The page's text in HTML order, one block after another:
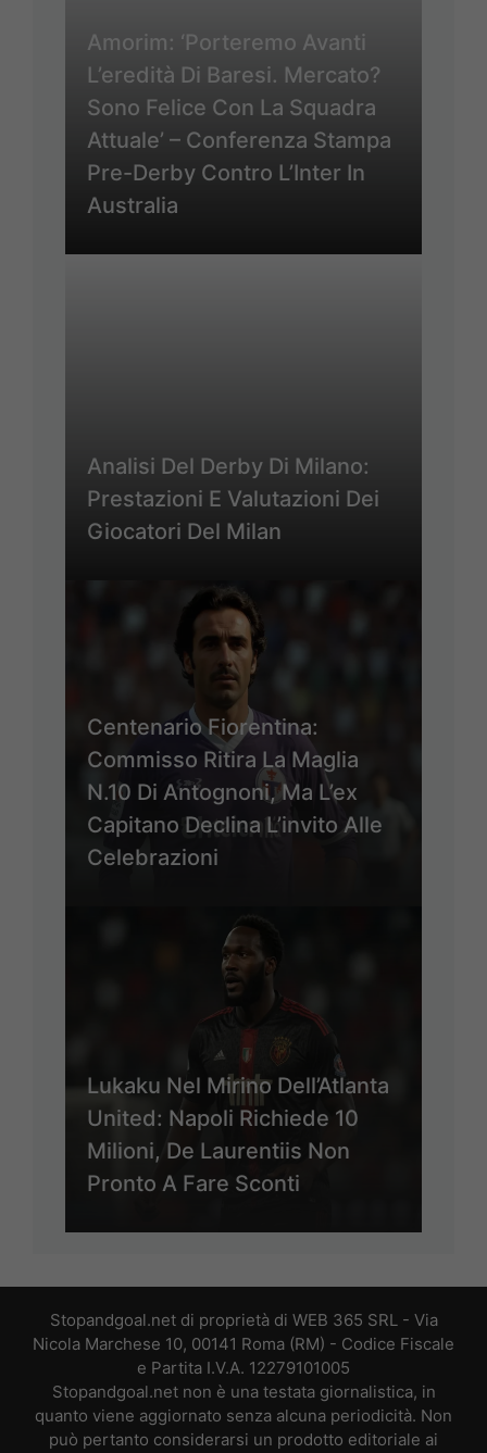
Amorim: ‘Porteremo Avanti
L’eredità Di Baresi. Mercato?
Sono Felice Con La Squadra
Attuale’ – Conferenza Stampa
Pre-Derby Contro L’Inter In
Australia
Analisi Del Derby Di Milano:
Prestazioni E Valutazioni Dei
Giocatori Del Milan
Centenario Fiorentina:
Commisso Ritira La Maglia
N.10 Di Antognoni, Ma L’ex
Capitano Declina L’invito Alle
Celebrazioni
Lukaku Nel Mirino Dell’Atlanta
United: Napoli Richiede 10
Milioni, De Laurentiis Non
Pronto A Fare Sconti
Stopandgoal.net di proprietà di WEB 365 SRL - Via
Nicola Marchese 10, 00141 Roma (RM) - Codice Fiscale
e Partita I.V.A. 12279101005
Stopandgoal.net non è una testata giornalistica, in
quanto viene aggiornato senza alcuna periodicità. Non
può pertanto considerarsi un prodotto editoriale ai